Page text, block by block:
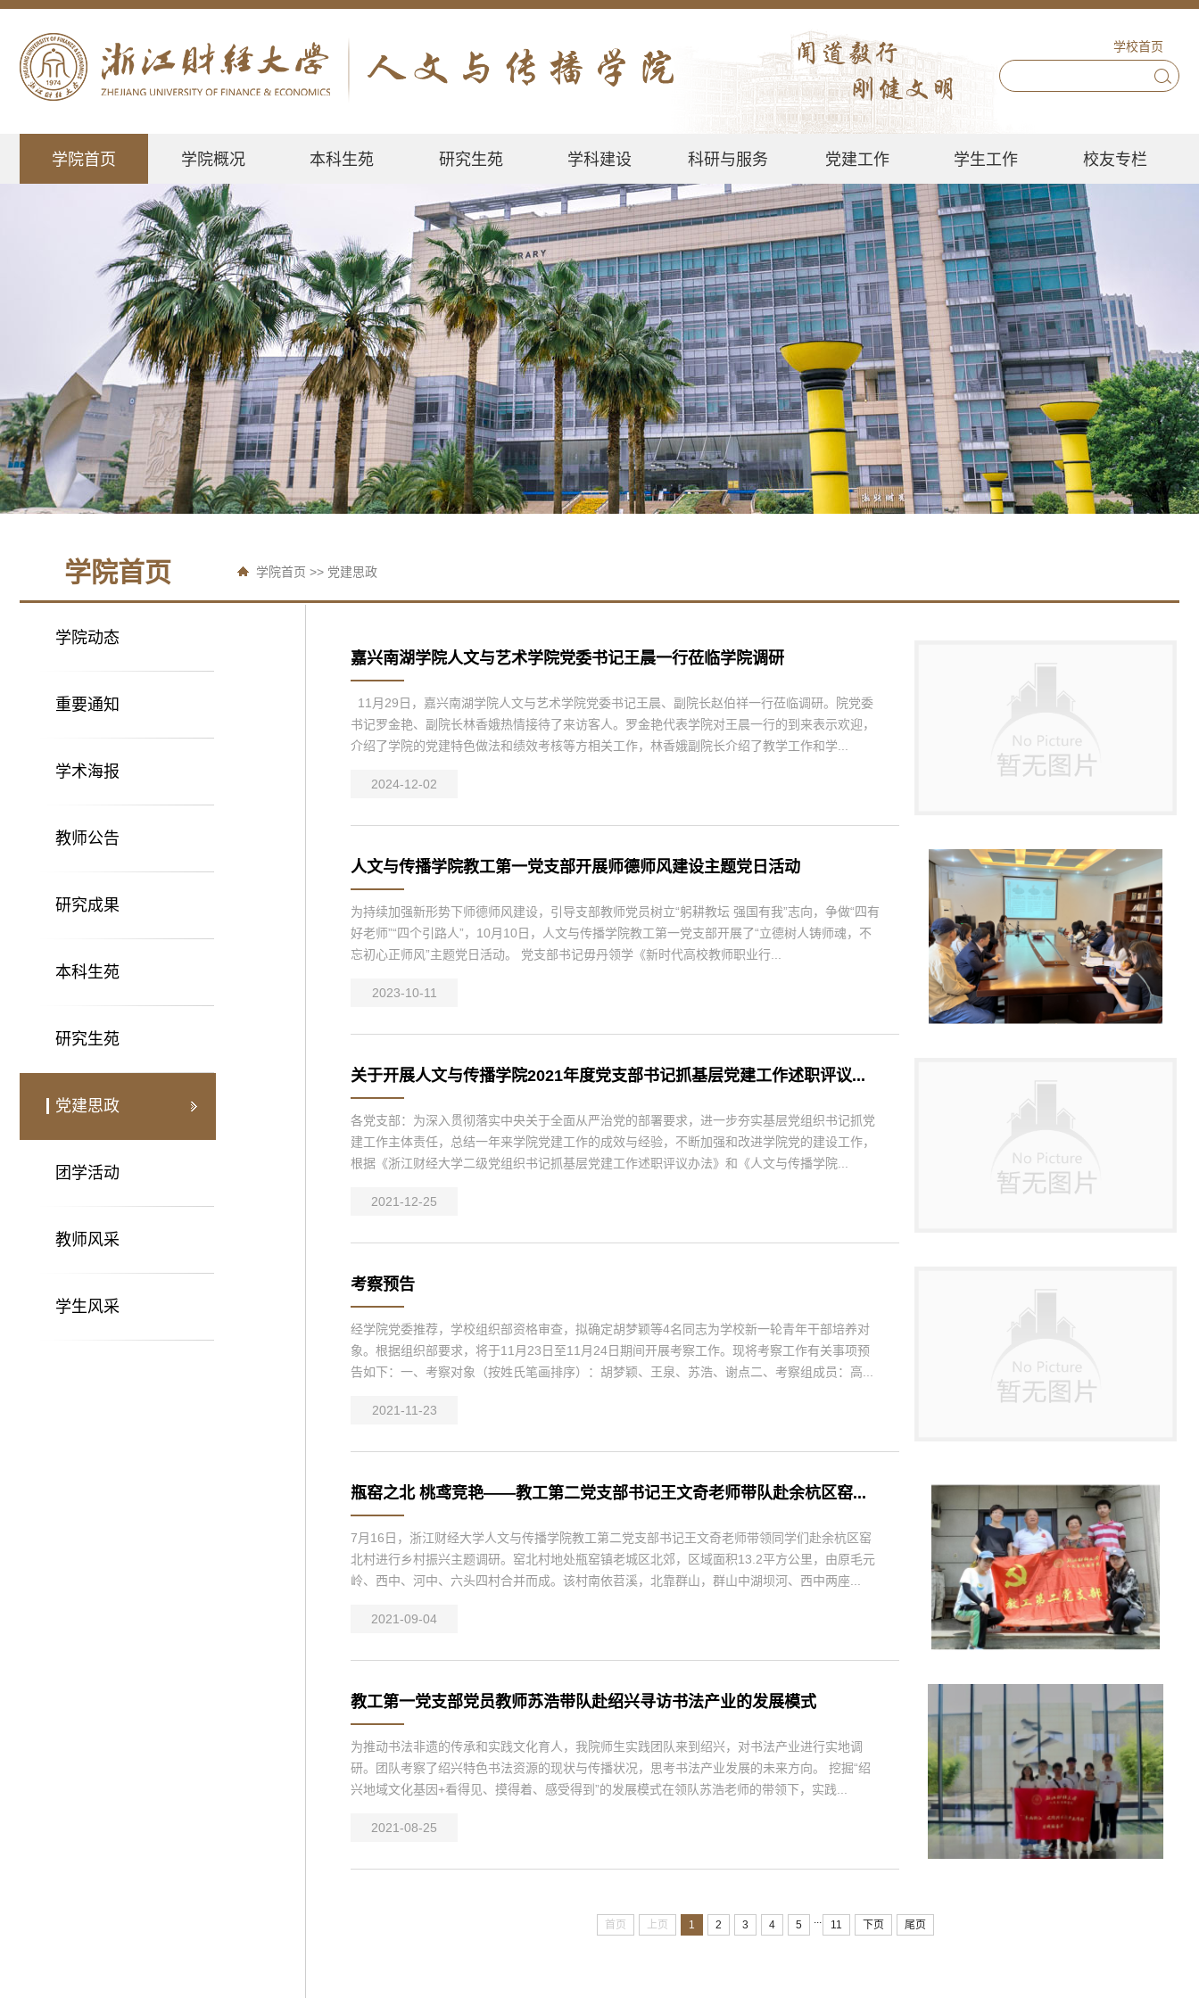
学校首页
学院首页 学院概况 本科生苑 研究生苑 学科建设 科研与服务 党建工作 学生工作 校友专栏
学院首页 学院首页 >> 党建思政
学院动态
重要通知
学术海报
教师公告
研究成果
本科生苑
研究生苑
党建思政
团学活动
教师风采
学生风采
嘉兴南湖学院人文与艺术学院党委书记王晨一行莅临学院调研
11月29日，嘉兴南湖学院人文与艺术学院党委书记王晨、副院长赵伯祥一行莅临调研。院党委
书记罗金艳、副院长林香娥热情接待了来访客人。罗金艳代表学院对王晨一行的到来表示欢迎，
介绍了学院的党建特色做法和绩效考核等方相关工作，林香娥副院长介绍了教学工作和学...
2024-12-02
人文与传播学院教工第一党支部开展师德师风建设主题党日活动
为持续加强新形势下师德师风建设，引导支部教师党员树立“躬耕教坛 强国有我”志向，争做“四有
好老师”“四个引路人”，10月10日，人文与传播学院教工第一党支部开展了“立德树人铸师魂，不
忘初心正师风”主题党日活动。 党支部书记毋丹领学《新时代高校教师职业行...
2023-10-11
关于开展人文与传播学院2021年度党支部书记抓基层党建工作述职评议...
各党支部：为深入贯彻落实中央关于全面从严治党的部署要求，进一步夯实基层党组织书记抓党
建工作主体责任，总结一年来学院党建工作的成效与经验，不断加强和改进学院党的建设工作，
根据《浙江财经大学二级党组织书记抓基层党建工作述职评议办法》和《人文与传播学院...
2021-12-25
考察预告
经学院党委推荐，学校组织部资格审查，拟确定胡梦颖等4名同志为学校新一轮青年干部培养对
象。根据组织部要求，将于11月23日至11月24日期间开展考察工作。现将考察工作有关事项预
告如下：一、考察对象（按姓氏笔画排序）：胡梦颖、王泉、苏浩、谢点二、考察组成员：高...
2021-11-23
瓶窑之北 桃鸢竞艳——教工第二党支部书记王文奇老师带队赴余杭区窑...
7月16日，浙江财经大学人文与传播学院教工第二党支部书记王文奇老师带领同学们赴余杭区窑
北村进行乡村振兴主题调研。窑北村地处瓶窑镇老城区北郊，区域面积13.2平方公里，由原毛元
岭、西中、河中、六头四村合并而成。该村南依苕溪，北靠群山，群山中湖坝河、西中两座...
2021-09-04
教工第一党支部党员教师苏浩带队赴绍兴寻访书法产业的发展模式
为推动书法非遗的传承和实践文化育人，我院师生实践团队来到绍兴，对书法产业进行实地调
研。团队考察了绍兴特色书法资源的现状与传播状况，思考书法产业发展的未来方向。 挖掘“绍
兴地域文化基因+看得见、摸得着、感受得到”的发展模式在领队苏浩老师的带领下，实践...
2021-08-25
首页 上页 1 2 3 4 5 ... 11 下页 尾页